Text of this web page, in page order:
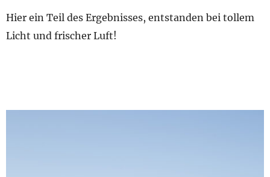
Hier ein Teil des Ergebnisses, entstanden bei tollem
Licht und frischer Luft!